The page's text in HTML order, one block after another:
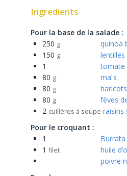
Ingredients
Pour la base de la salade :
250 g
quinoa
150 g
lentilles
1
tomate
80 g
maïs
80 g
80 g fèves
2 cuillères à soupe raisins
Pour le croquant :
1
1 filet
huile
poivre